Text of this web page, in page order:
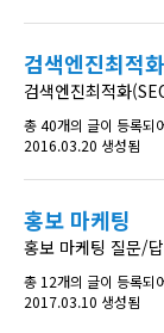
검색엔진최적
검색엔진최적화
총 40개의 글이 등록되
2016.03.20 생성됨
홍보 마케팅
홍보 마케팅 질문/
총 12개의 글이 등록되
2017.03.10 생성됨